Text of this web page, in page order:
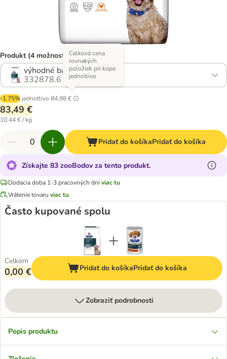
Produkt (4 možností)
výhodné balenie: 2 x 4 kg
332878.6
-1.75% jednotlivo 84,98 €
Celková cena
rovnakých
položiek pri kúpe
jednotlivo
83,49 €
10,44 € / kg
Pridať do košíkaPridať do košíka
Získajte 83 zooBodov za tento produkt.
Dodacia doba 1-3 pracovných dníviac tu
Vrátenie tovaru viac tu
Často kupované spolu
Celkom
0,00 € Pridať do košíkaPridať do košíka
Zobraziť podrobnosti
Popis produktu